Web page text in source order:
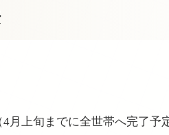
月上旬までに全世帯へ完了予